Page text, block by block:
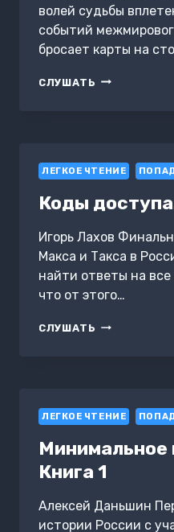
волей судьбы
событий
бросает карты на
СЛУШАТЬ ПОД
ЛЕГКОЕ ЧТЕНИЕ
Коды
Игорь Лахов
Макса и Такса в
найти ответы на все
что от этого…
СЛУШАТЬ КОДЫ
ЛЕГКОЕ ЧТЕНИЕ
Минимальное
Книга 1
Алексей Даньшин
истории России с